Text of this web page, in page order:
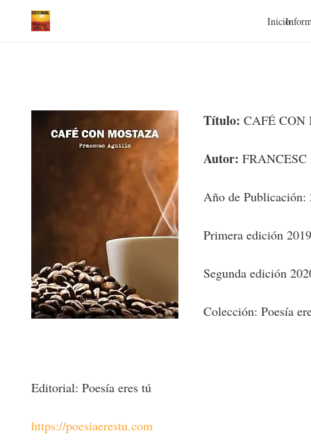
Inicio
Título: CAFÉ CON
Autor:
Año de Publicación:
Primera edición
Segunda edición
Colección: Poesía
Editorial: Poesía eres tú
https://poesiaerestu.com